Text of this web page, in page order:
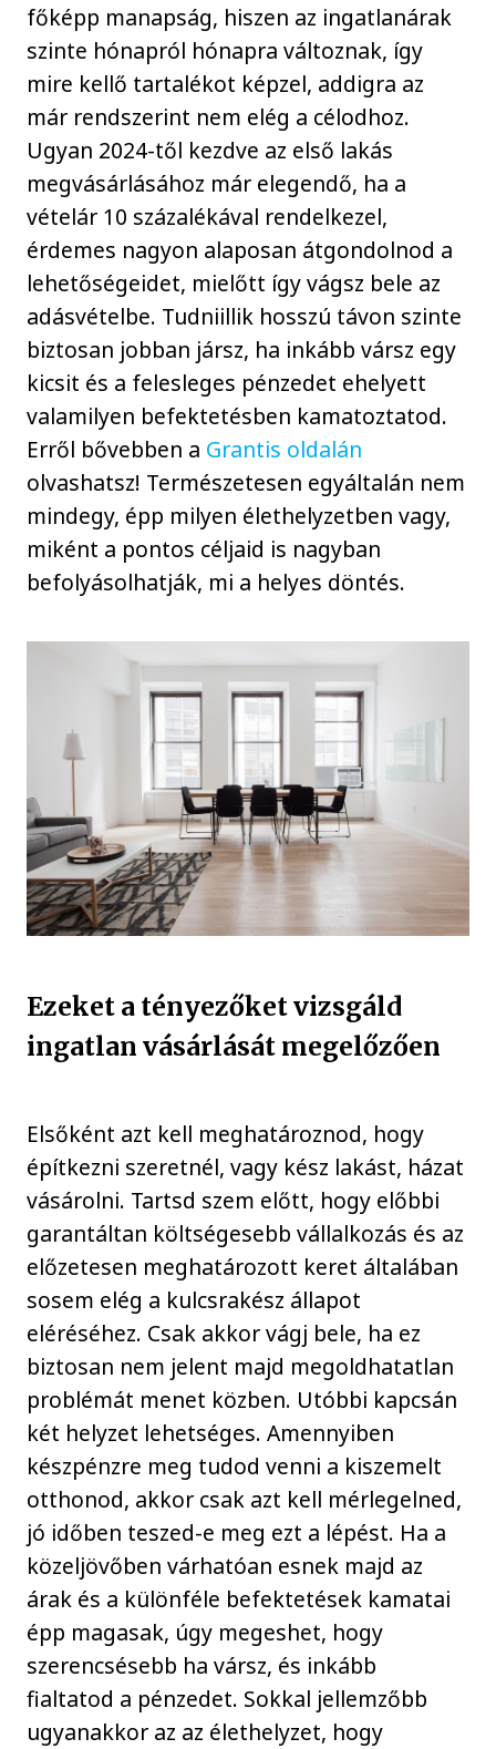
főképp manapság, hiszen az ingatlanárak
szinte hónapról hónapra változnak, így
mire kellő tartalékot képzel, addigra az
már rendszerint nem elég a célodhoz.
Ugyan 2024-től kezdve az első lakás
megvásárlásához már elegendő, ha a
vételár 10 százalékával rendelkezel,
érdemes nagyon alaposan átgondolnod a
lehetőségeidet, mielőtt így vágsz bele az
adásvételbe. Tudniillik hosszú távon szinte
biztosan jobban jársz, ha inkább vársz egy
kicsit és a felesleges pénzedet ehelyett
valamilyen befektetésben kamatoztatod.
Erről bővebben a Grantis oldalán
olvashatsz! Természetesen egyáltalán nem
mindegy, épp milyen élethelyzetben vagy,
miként a pontos céljaid is nagyban
befolyásolhatják, mi a helyes döntés.
Ezeket a tényezőket vizsgáld
ingatlan vásárlását megelőzően
Elsőként azt kell meghatároznod, hogy
építkezni szeretnél, vagy kész lakást, házat
vásárolni. Tartsd szem előtt, hogy előbbi
garantáltan költségesebb vállalkozás és az
előzetesen meghatározott keret általában
sosem elég a kulcsrakész állapot
eléréséhez. Csak akkor vágj bele, ha ez
biztosan nem jelent majd megoldhatatlan
problémát menet közben. Utóbbi kapcsán
két helyzet lehetséges. Amennyiben
készpénzre meg tudod venni a kiszemelt
otthonod, akkor csak azt kell mérlegelned,
jó időben teszed-e meg ezt a lépést. Ha a
közeljövőben várhatóan esnek majd az
árak és a különféle befektetések kamatai
épp magasak, úgy megeshet, hogy
szerencsésebb ha vársz, és inkább
fialtatod a pénzedet. Sokkal jellemzőbb
ugyanakkor az az élethelyzet, hogy